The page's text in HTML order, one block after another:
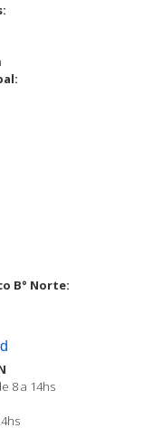
B° Norte:
8 a 14hs